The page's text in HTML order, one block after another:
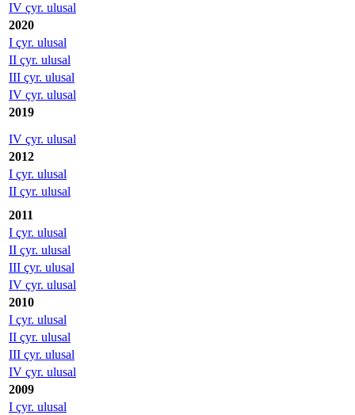
IV çyr. ulusal
2020
I çyr. ulusal
II çyr. ulusal
III çyr. ulusal
IV çyr. ulusal
2019
IV çyr. ulusal
2012
I çyr. ulusal
II çyr. ulusal
2011
I çyr. ulusal
II çyr. ulusal
III çyr. ulusal
IV çyr. ulusal
2010
I çyr. ulusal
II çyr. ulusal
III çyr. ulusal
IV çyr. ulusal
2009
I çyr. ulusal